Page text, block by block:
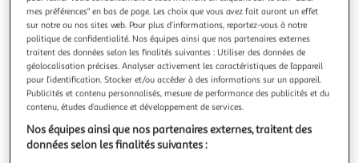
Informations Techniques : Dimensions : L. 21 x l. 34 cm
Matières : Bouillotte : 100% PVC Housse : 100% Polyester
Spécificités : Pratique & Utile Bouillotte avec sa housse
Motif imprimé petite fille et animaux Inscription Il était une
fois Avec pompons décoratifs Entretien : Lavage à 30° Pas
En savoir +
Vendu parParis Prix
Livr. ou retrait dès 3/4 jours
A partir de 7,99€
Vendu parParis Prix
mes préférences" en bas de page. Les choix que vous avez fait auront un effet
sur notre ou nos sites web. Pour plus d’informations, reportez-vous à notre
politique de confidentialité. Nos équipes ainsi que nos partenaires externes
traitent des données selon les finalités suivantes : Utiliser des données de
géolocalisation précises. Analyser activement les caractéristiques de l’appareil
pour l’identification. Stocker et/ou accéder à des informations sur un appareil.
Publicités et contenu personnalisés, mesure de performance des publicités et du
contenu, études d’audience et développement de services.
Nos équipes ainsi que nos partenaires externes, traitent des
données selon les finalités suivantes :